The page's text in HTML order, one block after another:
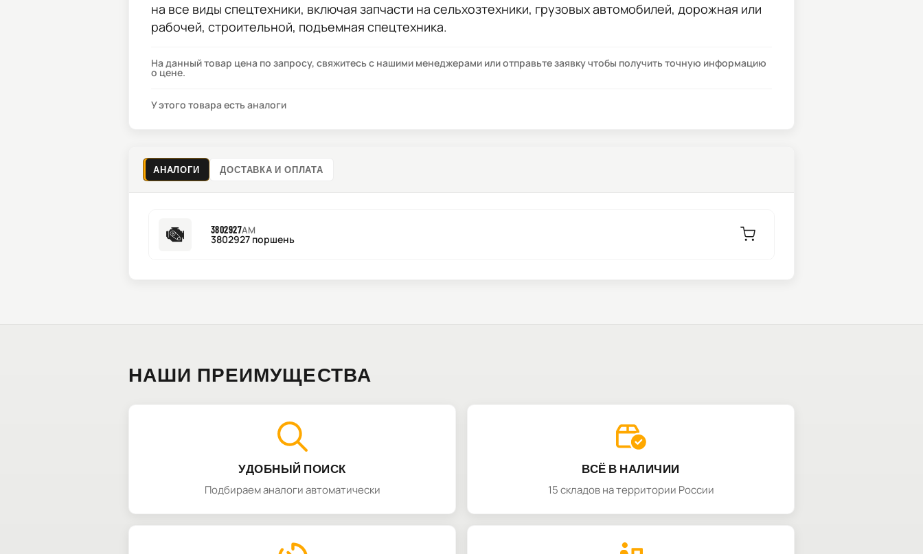
на все виды спецтехники, включая запчасти на сельхозтехники, грузовых автомобилей, дорожная или
рабочей, строительной, подъемная спецтехника.
На данный товар цена по запросу, свяжитесь с нашими менеджерами или отправьте заявку чтобы получить точную информацию
о цене.
У этого товара есть аналоги
АНАЛОГИ ДОСТАВКА И ОПЛАТА
3802927AM
3802927 поршень
НАШИ ПРЕИМУЩЕСТВА
УДОБНЫЙ ПОИСК
Подбираем аналоги автоматически
ВСЁ В НАЛИЧИИ
15 складов на территории России